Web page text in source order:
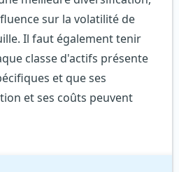
sur la volatilité de
Il faut également tenir
classe d'actifs présente
et que ses
et ses coûts peuvent